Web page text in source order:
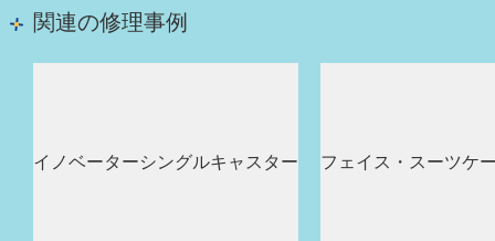
関連の修理事例